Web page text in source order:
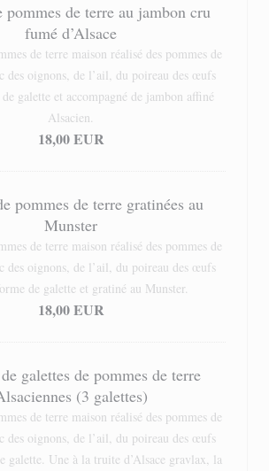
pommes de terre au jambon cru
fumé d’Alsace
de terre maison réalisé des pommes de
des oignons, de l’ail, du poireau des œufs
galette et accompagné de jambon affiné
Alsacien.
18,00 EUR
pommes de terre gratinées au
Munster
de terre maison réalisé des pommes de
des oignons, de l’ail, du poireau des œufs
de galette et gratiné au Munster.
18,00 EUR
galettes de pommes de terre
(3 galettes)
de terre maison réalisé des pommes de
des oignons, de l’ail, du poireau des œufs
galette. Une à la truite d’Alsace gravlax, la